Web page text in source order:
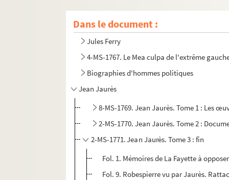
Dans le document :
Histoire de la Commune de 1871
4-MS-1763. Souvenirs sur le XIXe siècle et
Jules Ferry
4-MS-1767. Le Mea culpa de l'extrême
Biographies d'hommes politiques
Jean Jaurès
8-MS-1769. Jean Jaurès. Tome 1 : Les
2-MS-1770. Jean Jaurès. Tome 2 :
2-MS-1771. Jean Jaurès. Tome 3 : fin
Fol. 1. Mémoires de La Fayette à
Fol. 9. Robespierre vu par Jaurès.